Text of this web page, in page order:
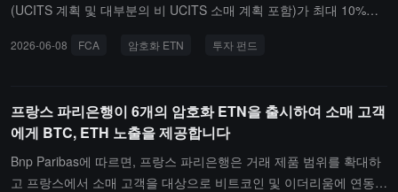
(UCITS 계획 및 대부분의 비 UCITS 소매 계획 포함)가 최대 10%의
것을 제안했습니다.이 제안은 FCA 제52분기 상담 문서에 포함되어
와 허가된 펀드 간의 규제 격차를 해소하기 위한 것이라고 밝혔습니
다. 2025년 8월 FCA가 4년간의 암호화 ETN 소매 금지를 해제한 이
후 개인 투자자는 ETN에 직접 투자할 수 있지만, 펀드는 이전에 "유
효 금지"의 제한을 받았습니다.FCA는 10% 상한선이 의도적으로 설
2026-06-08 FCA 암호화 ETN 투자 펀드
프랑스 파리은행이 6개의 암호화 ETN을 출시하여 소매 고객
에게 BTC, ETH 노출을 제공합니다
Bnp Paribas에 따르면, 프랑스 파리은행은 거래 제품 범위를 확대하
고 프랑스에서 소매 고객을 대상으로 비트코인 및 이더리움에 연동된